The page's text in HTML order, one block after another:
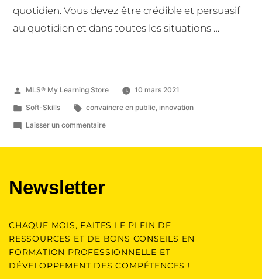
quotidien. Vous devez être crédible et persuasif
au quotidien et dans toutes les situations …
MLS® My Learning Store
10 mars 2021
Soft-Skills
convaincre en public,innovation
Laisser un commentaire
Newsletter
CHAQUE MOIS, FAITES LE PLEIN DE
RESSOURCES ET DE BONS CONSEILS EN
FORMATION PROFESSIONNELLE ET
DÉVELOPPEMENT DES COMPÉTENCES !